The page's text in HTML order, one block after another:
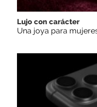
Lujo con carácter
Una joya para